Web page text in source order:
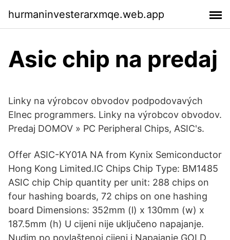
hurmaninvesterarxmqe.web.app
Asic chip na predaj
Linky na výrobcov obvodov podpodovavých
Elnec programmers. Linky na výrobcov obvodov.
Predaj DOMOV » PC Peripheral Chips, ASIC's.
Offer ASIC-KY01A NA from Kynix Semiconductor
Hong Kong Limited.IC Chips Chip Type: BM1485
ASIC chip Chip quantity per unit: 288 chips on
four hashing boards, 72 chips on one hashing
board Dimensions: 352mm (l) x 130mm (w) x
187.5mm (h) U cijeni nije uključeno napajanje.
Nudim po povlaštenoj cijeni i Napajanje GOLD